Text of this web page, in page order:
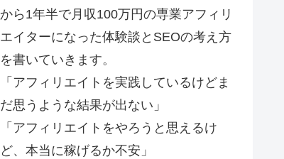
から1年半で月収100万円の専業アフィリ
エイターになった体験談とSEOの考え方
を書いていきます。
「アフィリエイトを実践しているけどま
だ思うような結果が出ない」
「アフィリエイトをやろうと思えるけ
ど、本当に稼げるか不安」